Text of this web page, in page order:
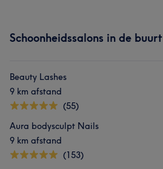
Schoonheidssalons in de buurt
Beauty Lashes
9 km afstand
(55)
Aura bodysculpt Nails
9 km afstand
(153)